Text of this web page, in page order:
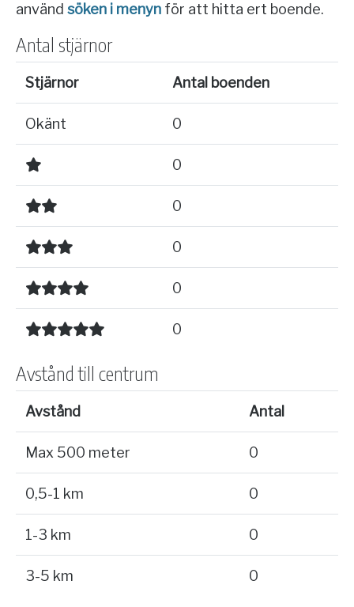
använd söken i menyn för att hitta ert boende.
Antal stjärnor
Stjärnor Antal boenden
Okänt 0
0
0
0
0
0
Avstånd till centrum
Avstånd Antal
Max 500 meter 0
0,5-1 km 0
1-3 km 0
3-5 km 0